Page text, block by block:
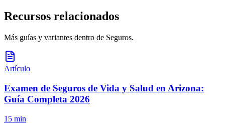
Recursos relacionados
Más guías y variantes dentro de Seguros.
Artículo
Examen de Seguros de Vida y Salud en Arizona:
Guía Completa 2026
15 min